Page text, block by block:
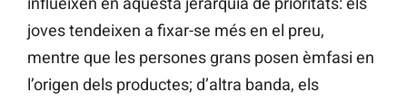
joves tendeixen a fixar-se més en el preu,
mentre que les persones grans posen èmfasi en
l’origen dels productes; d’altra banda, els